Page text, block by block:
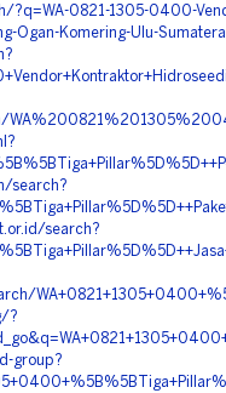
?q=WA-0821-1305-0400-
Ogan-Komering-Ulu-
search?
search?
?
group?